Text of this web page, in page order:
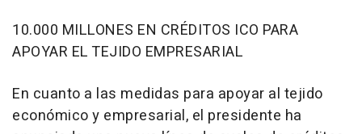
10.000 MILLONES EN CRÉDITOS ICO PARA
APOYAR EL TEJIDO EMPRESARIAL
En cuanto a las medidas para apoyar al tejido
económico y empresarial, el presidente ha